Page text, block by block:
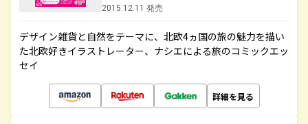
2015.12.11 発売
デザイン雑貨と自然をテーマに、北欧4ヵ国の旅の魅力を描い
た北欧好きイラストレーター、ナシエによる旅のコミックエッ
セイ
詳細を見る